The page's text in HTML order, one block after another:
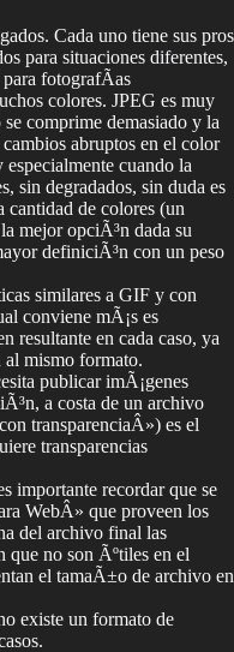
Cada uno tiene sus pros
para situaciones diferentes,
fotografÃ­as
colores. JPEG es muy
comprime demasiado y la
abruptos en el color
cuando la
sin degradados, sin duda es
de colores (un
mejor opciÃ³n dada su
definiciÃ³n con un peso
similares a GIF y con
conviene mÃ¡s es
resultante en cada caso, ya
al mismo formato.
publicar imÃ¡genes
a costa de un archivo
transparenciaÂ») es el
transparencias
importante recordar que se
WebÂ» que proveen los
del archivo final las
que no son Ãºtiles en el
el tamaÃ±o de archivo en
existe un formato de